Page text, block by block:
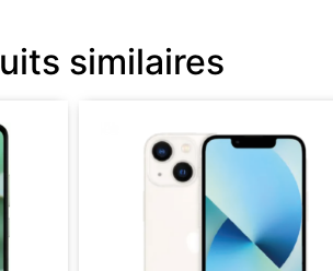
similaires